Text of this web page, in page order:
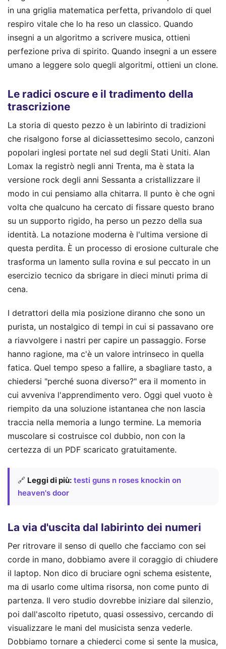
in una griglia matematica perfetta, privandolo di quel
respiro vitale che lo ha reso un classico. Quando
insegni a un algoritmo a scrivere musica, ottieni
perfezione priva di spirito. Quando insegni a un essere
umano a leggere solo quegli algoritmi, ottieni un clone.
Le radici oscure e il tradimento della
trascrizione
La storia di questo pezzo è un labirinto di tradizioni
che risalgono forse al diciassettesimo secolo, canzoni
popolari inglesi portate nel sud degli Stati Uniti. Alan
Lomax la registrò negli anni Trenta, ma è stata la
versione rock degli anni Sessanta a cristallizzare il
modo in cui pensiamo alla chitarra. Il punto è che ogni
volta che qualcuno ha cercato di fissare questo brano
su un supporto rigido, ha perso un pezzo della sua
identità. La notazione moderna è l'ultima versione di
questa perdita. È un processo di erosione culturale che
trasforma un lamento sulla rovina e sul peccato in un
esercizio tecnico da sbrigare in dieci minuti prima di
cena.
I detrattori della mia posizione diranno che sono un
purista, un nostalgico di tempi in cui si passavano ore
a riavvolgere i nastri per capire un passaggio. Forse
hanno ragione, ma c'è un valore intrinseco in quella
fatica. Quel tempo speso a fallire, a sbagliare tasto, a
chiedersi "perché suona diverso?" era il momento in
cui avveniva l'apprendimento vero. Oggi quel vuoto è
riempito da una soluzione istantanea che non lascia
traccia nella memoria a lungo termine. La memoria
muscolare si costruisce col dubbio, non con la
certezza di un PDF scaricato gratuitamente.
🔗 Leggi di più: testi guns n roses knockin on
heaven's door
La via d'uscita dal labirinto dei numeri
Per ritrovare il senso di quello che facciamo con sei
corde in mano, dobbiamo avere il coraggio di chiudere
il laptop. Non dico di bruciare ogni schema esistente,
ma di usarlo come ultima risorsa, non come punto di
partenza. Il vero studio dovrebbe iniziare dal silenzio,
poi dall'ascolto ripetuto, quasi ossessivo, cercando di
visualizzare le mani del musicista senza vederle.
Dobbiamo tornare a chiederci come si sente la musica,